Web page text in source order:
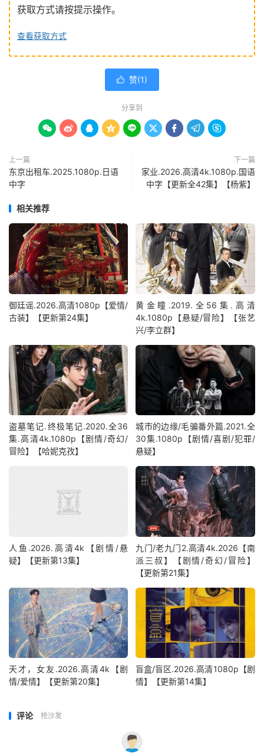
获取方式请按提示操作。
查看获取方式
 赞(1)
分享到
        
上一篇
东京出租车.2025.1080p.日语
中字
下一篇
家业‎.2026.高清4k.1080p.国语
中字【更新全42集】【杨紫】
相关推荐
御廷谣.2026.高清1080p【爱情/
古装】【更新第24集】
黄金瞳.2019.全56集.高清
4k.1080p【悬疑/冒险】【张艺
兴/李立群】
盗墓笔记.终极笔记‎.2020.全36
集.高清4k.1080p【剧情/奇幻/
冒险】【哈妮克孜】
城市的边缘/毛骗番外篇.2021.全
30集.1080p【剧情/喜剧/犯罪/
悬疑】
人鱼.2026.高清4k【剧情/悬
疑】【更新第13集】
九门/老九门2.高清4k.2026【南
派三叔】【剧情/奇幻/冒险】
【更新第21集】
天才，女友.2026.高清4k【剧
情/爱情】【更新第20集】
盲盒/盲区.2026.高清1080p【剧
情】【更新第14集】
评论 抢沙发